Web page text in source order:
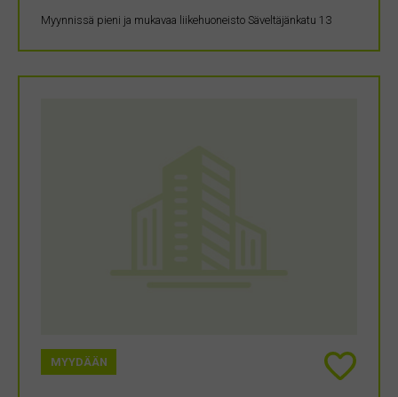
Myynnissä pieni ja mukavaa liikehuoneisto Säveltäjänkatu 13
MYYDÄÄN